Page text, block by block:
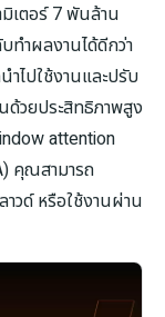
เตอร์ 7 พันล้าน
ทำผลงานได้ดีกว่า
ไปใช้งานและปรับ
ด้วยประสิทธิภาพสูง
attention
คุณสามารถ
วด์ หรือใช้งานผ่าน